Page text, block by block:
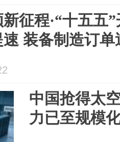
新征程·“十五五
装备制造订单
中国抢得太
力已至规模